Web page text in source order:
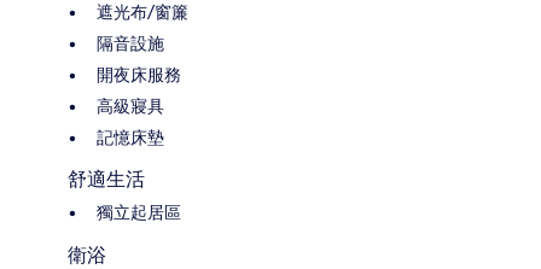
遮光布/窗簾
隔音設施
開夜床服務
高級寢具
記憶床墊
舒適生活
獨立起居區
衛浴